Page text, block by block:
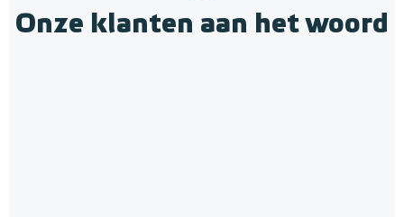
Onze klanten aan het woord